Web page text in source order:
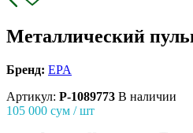
Металлический
Бренд: EPA
Артикул: P-1089773 В наличии
105 000 сум / шт